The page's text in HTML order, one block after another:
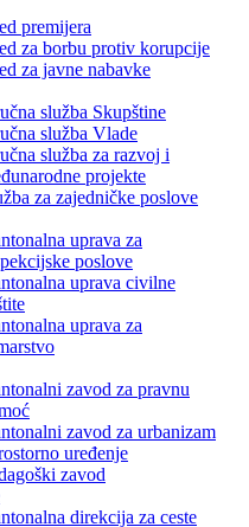
premijera
za borbu protiv korupcije
za javne nabavke
služba Skupštine
služba Vlade
služba za razvoj i
projekte
za zajedničke poslove
uprava za
poslove
uprava civilne
uprava za
zavod za pravnu
zavod za urbanizam
uređenje
zavod
direkcija za ceste